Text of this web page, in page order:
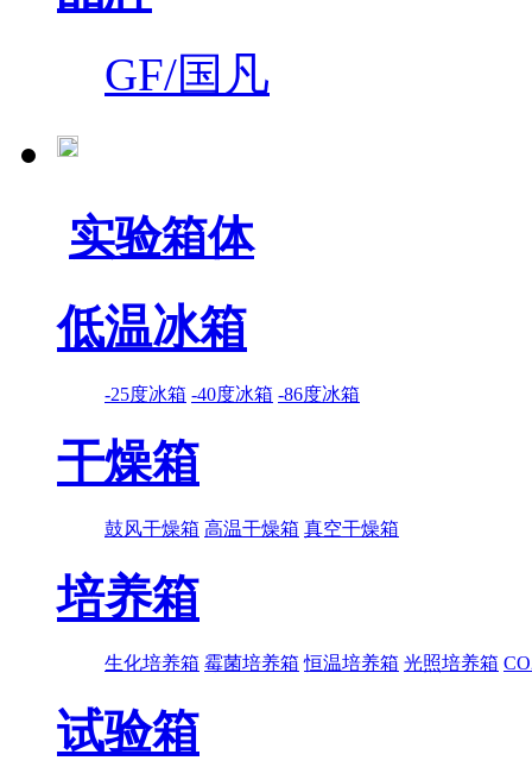
GF/国凡
实验箱体
低温冰箱
-25度冰箱 -40度冰箱 -86度冰箱
干燥箱
鼓风干燥箱 高温干燥箱 真空干燥箱
培养箱
生化培养箱 霉菌培养箱 恒温培养箱 光照培养箱
试验箱